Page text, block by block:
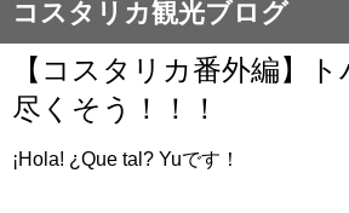
コスタリカ観光ブログ
【コスタリカ番外編】
尽くそう！！！
¡Hola! ¿Que tal? Yuです！